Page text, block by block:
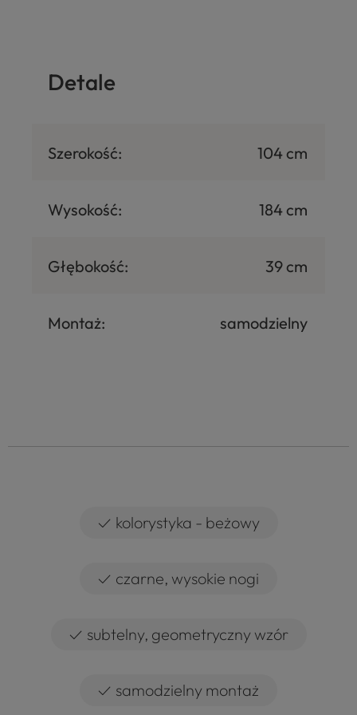
Detale
Szerokość: 104 cm
Wysokość: 184 cm
Głębokość: 39 cm
Montaż: samodzielny
✓ kolorystyka - beżowy
✓ czarne, wysokie nogi
✓ subtelny, geometryczny wzór
✓ samodzielny montaż